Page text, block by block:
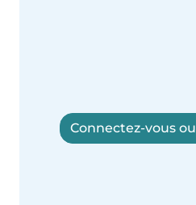
Connectez-vous